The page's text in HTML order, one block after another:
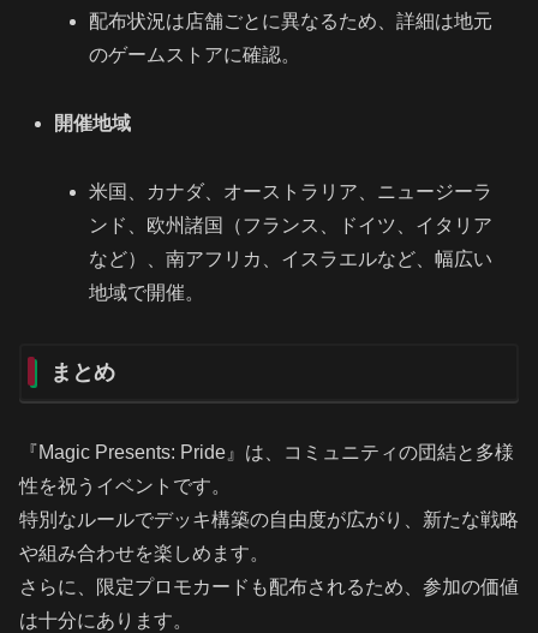
配布状況は店舗ごとに異なるため、詳細は地元
のゲームストアに確認。
開催地域
米国、カナダ、オーストラリア、ニュージーラ
ンド、欧州諸国（フランス、ドイツ、イタリア
など）、南アフリカ、イスラエルなど、幅広い
地域で開催。
まとめ
『Magic Presents: Pride』は、コミュニティの団結と多様
性を祝うイベントです。
特別なルールでデッキ構築の自由度が広がり、新たな戦略
や組み合わせを楽しめます。
さらに、限定プロモカードも配布されるため、参加の価値
は十分にあります。